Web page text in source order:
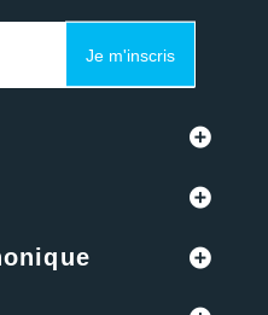
Je m'inscris